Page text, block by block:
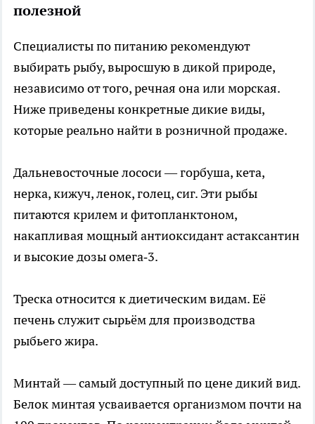
полезной
Специалисты по питанию рекомендуют
выбирать рыбу, выросшую в дикой природе,
независимо от того, речная она или морская.
Ниже приведены конкретные дикие виды,
которые реально найти в розничной продаже.
Дальневосточные лососи — горбуша, кета,
нерка, кижуч, ленок, голец, сиг. Эти рыбы
питаются крилем и фитопланктоном,
накапливая мощный антиоксидант астаксантин
и высокие дозы омега‑3.
Треска относится к диетическим видам. Её
печень служит сырьём для производства
рыбьего жира.
Минтай — самый доступный по цене дикий вид.
Белок минтая усваивается организмом почти на